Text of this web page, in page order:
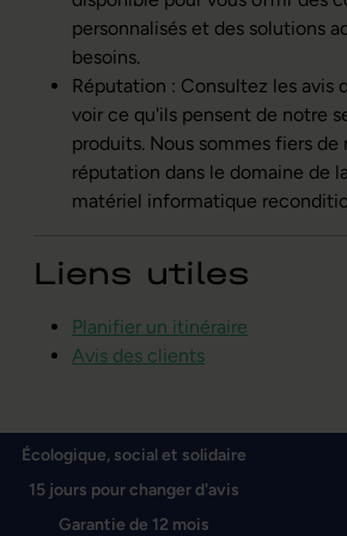
personnalisés et des solutions
besoins.
Réputation : Consultez les avis
voir ce qu'ils pensent de notre
produits. Nous sommes fiers
réputation dans le domaine de
matériel informatique
Liens utiles
Planifier un itinéraire
Avis des clients
Écologique, social et solidaire
15 jours pour changer d'avis
Garantie de 12 mois